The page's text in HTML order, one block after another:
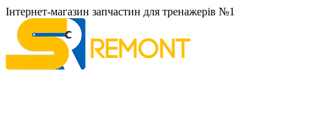
Інтернет-магазин запчастин для тренажерів №1